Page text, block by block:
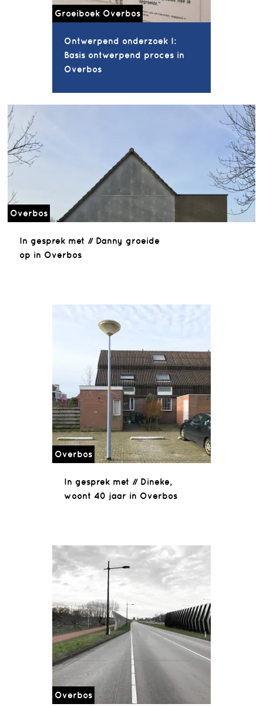
Groeiboek Overbos
Ontwerpend onderzoek I:
Basis ontwerpend proces in
Overbos
Overbos
In gesprek met // Danny groeide
op in Overbos
Overbos
In gesprek met // Dineke,
woont 40 jaar in Overbos
Overbos